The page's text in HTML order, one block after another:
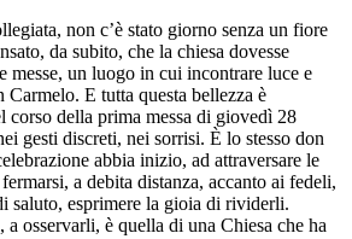
non c’è stato giorno senza un fiore
da subito, che la chiesa dovesse
messe, un luogo in cui incontrare luce e
Carmelo. E tutta questa bellezza è
corso della prima messa di giovedì 28
gesti discreti, nei sorrisi. È lo stesso don
abbia inizio, ad attraversare le
a debita distanza, accanto ai fedeli,
saluto, esprimere la gioia di rividerli.
a osservarli, è quella di una Chiesa che ha